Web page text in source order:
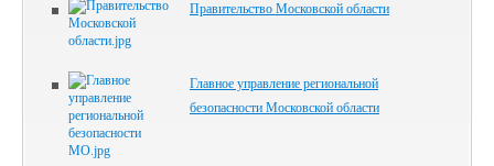
Правительство Московской области
Главное управление региональной
безопасности Московской области